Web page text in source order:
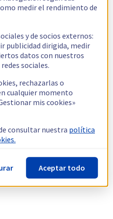
medir el rendimiento de
y de socios externos:
publicidad dirigida, medir
datos con nuestros
sociales.
rechazarlas o
cualquier momento
mis cookies»
consultar nuestra política
Aceptar todo